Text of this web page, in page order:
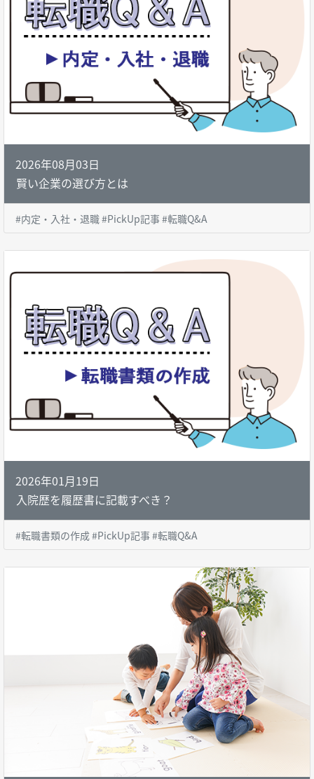
2026年08月03日
賢い企業の選び方とは
#内定・入社・退職 #PickUp記事 #転職Q&A
2026年01月19日
入院歴を履歴書に記載すべき？
#転職書類の作成 #PickUp記事 #転職Q&A